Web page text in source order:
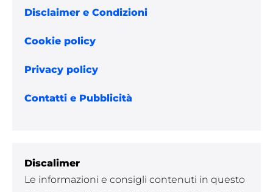
Disclaimer e Condizioni
Cookie policy
Privacy policy
Contatti e Pubblicità
Discalimer
Le informazioni e consigli contenuti in questo